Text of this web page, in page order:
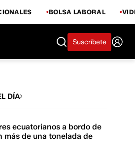
BOLSA LABORAL
Suscríbete
DÍA
ecuatorianos a bordo de
más de una tonelada de